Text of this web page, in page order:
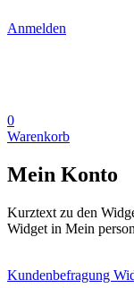
Anmelden
0
Warenkorb
Mein Konto
Kurztext zu den
Widget in Mein
Kundenbefragung